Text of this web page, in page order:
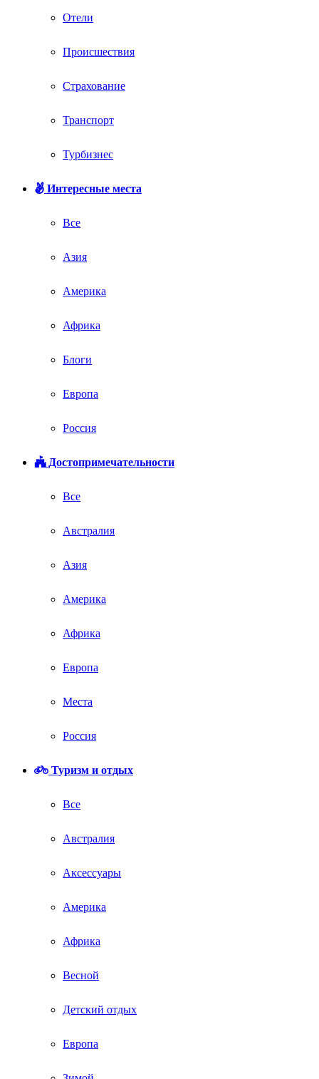
Отели
Происшествия
Страхование
Транспорт
Турбизнес
Интересные места
Все
Азия
Америка
Африка
Блоги
Европа
Россия
Достопримечательности
Все
Австралия
Азия
Америка
Африка
Европа
Места
Россия
Туризм и отдых
Все
Австралия
Аксессуары
Америка
Африка
Весной
Детский отдых
Европа